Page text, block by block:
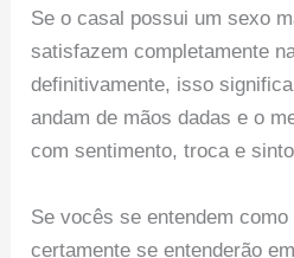
Se o casal possui um sexo
satisfazem completamente
definitivamente, isso
andam de mãos dadas e o
com sentimento, troca e
Se vocês se entendem
certamente se entenderão